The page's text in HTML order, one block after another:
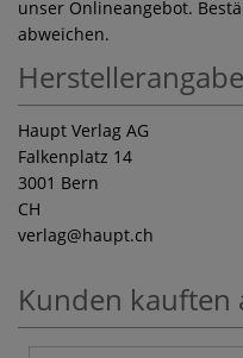
unser Onlineangebot.
abweichen.
Haupt Verlag AG
Falkenplatz 14
3001 Bern
CH
verlag@haupt.ch
Kunden kauften